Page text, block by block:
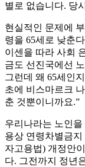
별로 없습니다. 당
현실적인 문제에
령을 65세로 낮춘
이센을 따라 사회
금도 선진국에선
그런데 왜 65세인
초에 비스마르크
춘 것뿐이니까요.”
우리나라는 노인을
용상 연령차별금
자고용법) 개정안
다. 그전까지 정년